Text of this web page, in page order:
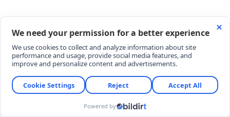
21.30 Corendon Alanyaspor - Beşiktaş
24 AĞUSTOS PAZARTESİ
21.30 Kocaelispor - Amed Sportif Faaliyetler